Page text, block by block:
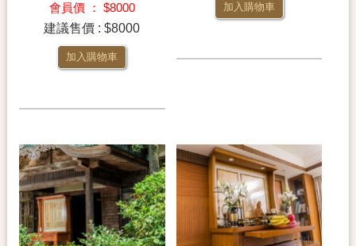
會員價 ： $8000
建議售價 : $8000
加入購物車
加入購物車